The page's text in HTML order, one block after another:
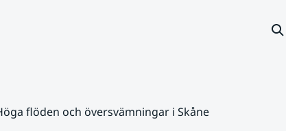
flöden och översvämningar i Skåne